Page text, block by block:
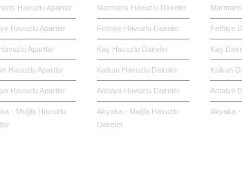
Havuzlu Apartlar
Havuzlu Apartlar
Apartlar
Havuzlu Apartlar
Havuzlu Apartlar
- Muğla Havuzlu
Marmaris Havuzlu Daireler
Fethiye Havuzlu Daireler
Kaş Havuzlu Daireler
Kalkan Havuzlu Daireler
Antalya Havuzlu Daireler
Akyaka - Muğla Havuzlu
Daireler
Fethiye
Kaş
Kalkan
Antalya
Akyaka -